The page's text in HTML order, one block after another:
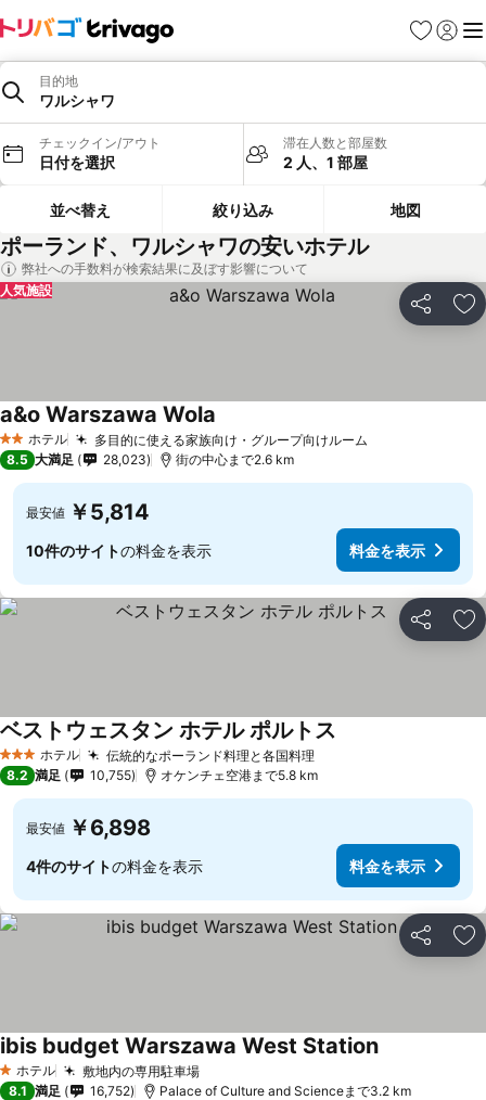
お気に入り
ログイ
メ
目的地
ワルシャワ
チェックイン/アウト
日付を選択
滞在人数と部屋数
2 人、1 部屋
並べ替え 絞り込み 地図
ポーランド、ワルシャワの安いホテル
弊社への手数料が検索結果に及ぼす影響について
シェア お
人気施設
2 ホテルのランク
ホテル 多目的に使える家族向け・グループ向けルーム
a&o Warszawa Wola
8.5 大満足 28,023 街の中心まで2.6 km
最安値 ￥5,814
10件のサイトの料金を表示 料金を表示
シェア お
3 ホテルのランク
ホテル 伝統的なポーランド料理と各国料理料金を表示
ベストウェスタン ホテル ポルトス
8.2 満足 10,755 オケンチェ空港まで5.8 km
最安値 ￥6,898
4件のサイトの料金を表示 料金を表示
シェア お
1 ホテルのランク
ホテル 敷地内の専用駐車場料金を表示
ibis budget Warszawa West Station料金を表示
8.1 満足 16,752 Palace of Culture and Scienceまで3.2 km